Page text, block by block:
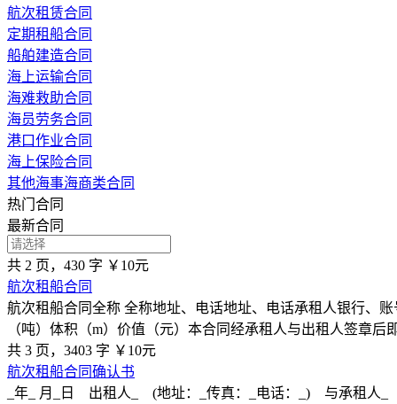
航次租赁合同
定期租船合同
船舶建造合同
海上运输合同
海难救助合同
海员劳务合同
港口作业合同
海上保险合同
其他海事海商类合同
热门合同
最新合同
共 2 页，430 字 ￥10元
航次租船合同
航次租船合同全称 全称地址、电话地址、电话承租人银行、
（吨）体积（m）价值（元）本合同经承租人与出租人签章后
共 3 页，3403 字 ￥10元
航次租船合同确认书
_年_ 月_日 出租人_ (地址：_传真：_电话：_) 与承租人